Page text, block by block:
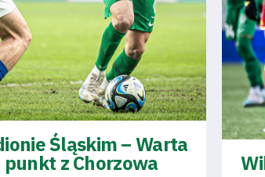
Śląskim – Warta
z Chorzowa